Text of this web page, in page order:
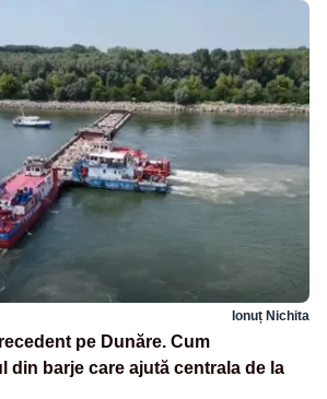
Ionuț Nichita
pe Dunăre. Cum
din barje care ajută centrala de la